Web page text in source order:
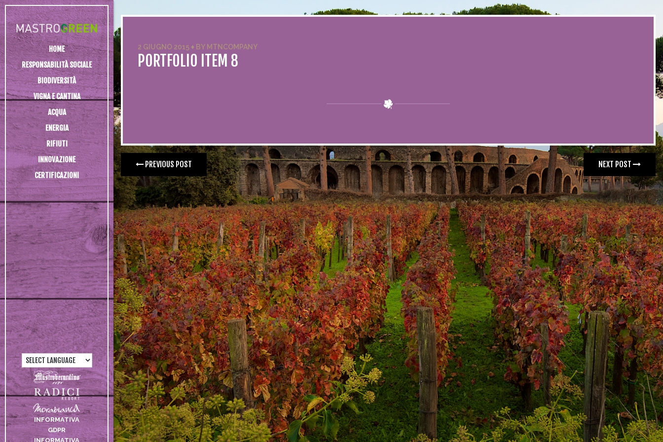
HOME
RESPONSABILITÀ SOCIALE
BIODIVERSITÀ
VIGNA E CANTINA
ACQUA
ENERGIA
RIFIUTI
INNOVAZIONE
CERTIFICAZIONI
INFORMATIVA
GDPR
INFORMATIVA
2 GIUGNO 2015 ♦ BY MTNCOMPANY
PORTFOLIO ITEM 8
PREVIOUS POST NEXT POST